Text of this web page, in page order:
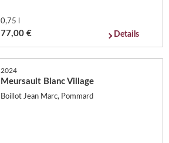
0,75 l
77,00 € Details
2024
Meursault Blanc Village
Boillot Jean Marc, Pommard